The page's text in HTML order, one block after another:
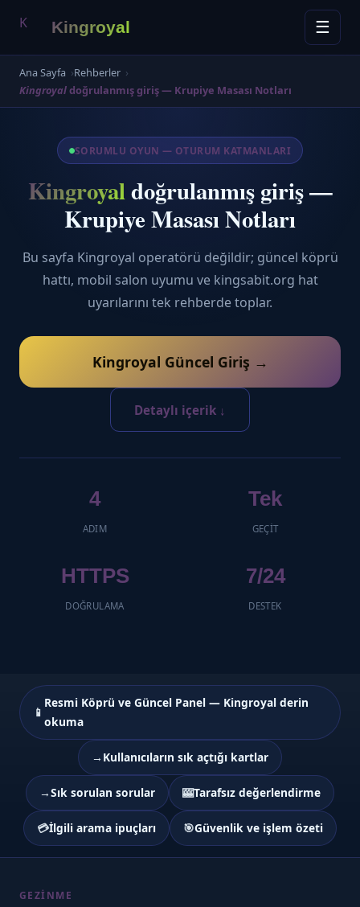
atla
·
öğretici
K Kingroyal ☰
Ana Sayfa
Rehberler
Kingroyaldoğrulanmış giriş — Krupiye Masası Notları
SORUMLU OYUN — OTURUM KATMANLARI
Kingroyaldoğrulanmış giriş —
Krupiye Masası Notları
Bu sayfa Kingroyal operatörü değildir; güncel köprü
hattı, mobil salon uyumu ve kingsabit.org hat
uyarılarını tek rehberde toplar.
Kingroyal Güncel Giriş →
Detaylı içerik ↓
4
ADIM
Tek
GEÇIT
HTTPS
DOĞRULAMA
7/24
DESTEK
📱
Resmi Köprü ve Güncel Panel — Kingroyal derin
okuma
→ Kullanıcıların sık açtığı kartlar
→Sık sorulan sorular 🎰Tarafsız değerlendirme
💳İlgili arama ipuçları 🎯Güvenlik ve işlem özeti
GEZINME